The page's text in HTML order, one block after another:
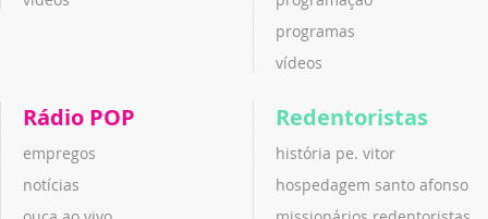
programas
vídeos
Rádio POP
empregos
notícias
Redentoristas
história pe. vitor
hospedagem santo afonso